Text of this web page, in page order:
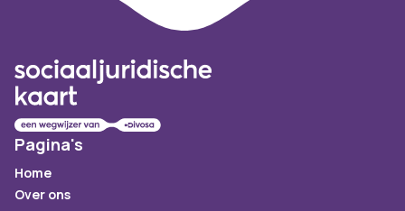
Pagina's
Home
Over ons